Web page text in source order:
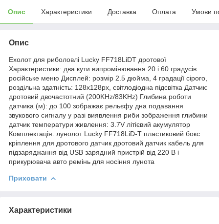
Опис Характеристики Доставка Оплата Умови
Опис
Ехолот для риболовлі Lucky FF718LiDT дротової
Характеристики: два кути випромінювання 20 і 60 градусів
російське меню Дисплей: розмір 2.5 дюйма, 4 градації сірого,
роздільна здатність: 128х128рх, світлодіодна підсвітка Датчик:
дротовий двочастотний (200KHz/83KHz) Глибина роботи
датчика (м): до 100 зображає рельєфу дна подавання
звукового сигналу у разі виявлення риби зображення глибини
датчик температури живлення: 3.7V літієвий акумулятор
Комплектація: лунолот Lucky FF718LiD-T пластиковий бокс
кріплення для дротового датчик дротовий датчик кабель для
підзаряджання від USB зарядний пристрій від 220 В і
прикурювача авто ремінь для носіння лунота
Приховати
Характеристики